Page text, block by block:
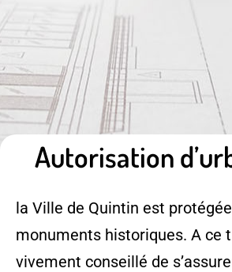
Autorisation
la Ville de Quintin est
monuments historiques. A ce
vivement conseillé de